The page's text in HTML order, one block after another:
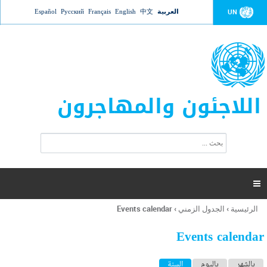
Jump to navigation UN العربية 中文
English
Français
Русский
Español
اللاجئون والمهاجرون
ت
ر
ل
ح
ب

أنت
هنا
الرئيسية › الجدول الزمني ›
Events calendar
Events calendar